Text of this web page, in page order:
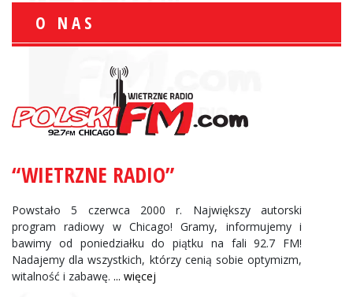
O NAS
“WIETRZNE RADIO”
Powstało 5 czerwca 2000 r. Największy autorski
program radiowy w Chicago! Gramy, informujemy i
bawimy od poniedziałku do piątku na fali 92.7 FM!
Nadajemy dla wszystkich, którzy cenią sobie optymizm,
witalność i zabawę. ... więcej